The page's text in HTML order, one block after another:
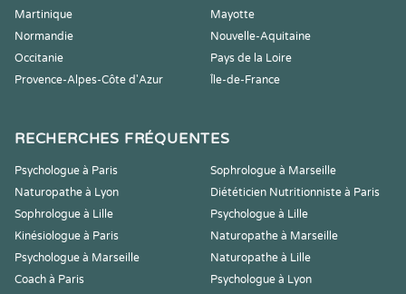
Martinique
Mayotte
Normandie
Nouvelle-Aquitaine
Occitanie
Pays de la Loire
Provence-Alpes-Côte d'Azur
Île-de-France
RECHERCHES FRÉQUENTES
Psychologue à Paris
Sophrologue à Marseille
Naturopathe à Lyon
Diététicien Nutritionniste à Paris
Sophrologue à Lille
Psychologue à Lille
Kinésiologue à Paris
Naturopathe à Marseille
Psychologue à Marseille
Naturopathe à Lille
Coach à Paris
Psychologue à Lyon